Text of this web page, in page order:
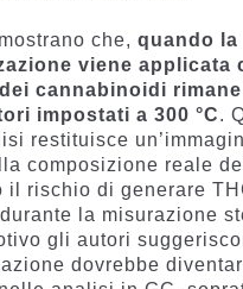
che, quando la
viene applicata
cannabinoidi
impostati a 300 °C.
restituisce
composizione reale
il rischio di generare
la misurazione
gli autori
dovrebbe